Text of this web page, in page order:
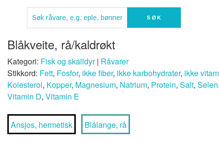
Blåkveite, rå/kaldrøkt
Kategori: Fisk og skalldyr| Råvarer
Stikkord: Fett, Fosfor, ikke fiber, ikke karbohydrater, ikke
Kolesterol, Kopper, Magnesium, Natrium, Protein, Salt, Selen
Vitamin D, Vitamin E
Ansjos, hermetisk Blålange, rå